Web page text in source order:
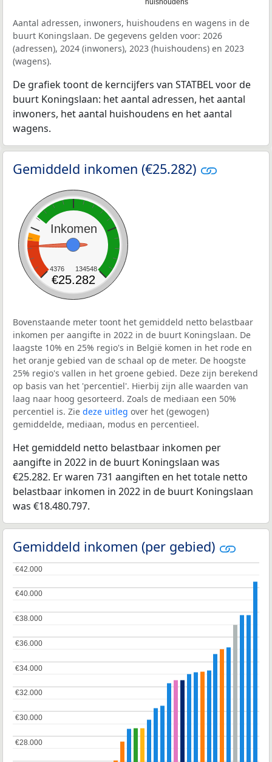
huishoudens
Aantal adressen, inwoners, huishoudens en wagens in de
buurt Koningslaan. De gegevens gelden voor: 2026
(adressen), 2024 (inwoners), 2023 (huishoudens) en 2023
(wagens).
De grafiek toont de kerncijfers van STATBEL voor de
buurt Koningslaan: het aantal adressen, het aantal
inwoners, het aantal huishoudens en het aantal
wagens.
Gemiddeld inkomen (€25.282)
Inkomen
4376 134548
€25.282
Bovenstaande meter toont het gemiddeld netto belastbaar
inkomen per aangifte in 2022 in de buurt Koningslaan. De
laagste 10% en 25% regio's in België komen in het rode en
het oranje gebied van de schaal op de meter. De hoogste
25% regio's vallen in het groene gebied. Deze zijn berekend
op basis van het 'percentiel'. Hierbij zijn alle waarden van
laag naar hoog gesorteerd. Zoals de mediaan een 50%
percentiel is. Zie deze uitleg over het (gewogen)
gemiddelde, mediaan, modus en percentieel.
Het gemiddeld netto belastbaar inkomen per
aangifte in 2022 in de buurt Koningslaan was
€25.282. Er waren 731 aangiften en het totale netto
belastbaar inkomen in 2022 in de buurt Koningslaan
was €18.480.797.
Gemiddeld inkomen (per gebied)
€28.000
€28.000
€30.000
€30.000
€32.000
€32.000
€34.000
€34.000
€36.000
€36.000
€38.000
€38.000
€40.000
€40.000
€42.000
€42.000